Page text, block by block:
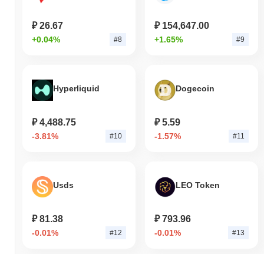
₽ 26.67
+0.04% #8
₽ 154,647.00
+1.65% #9
Hyperliquid
₽ 4,488.75
-3.81% #10
Dogecoin
₽ 5.59
-1.57% #11
Usds
₽ 81.38
-0.01% #12
LEO Token
₽ 793.96
-0.01% #13